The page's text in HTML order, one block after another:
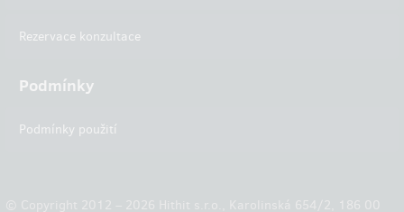
Rezervace konzultace
Podmínky
Podmínky použití